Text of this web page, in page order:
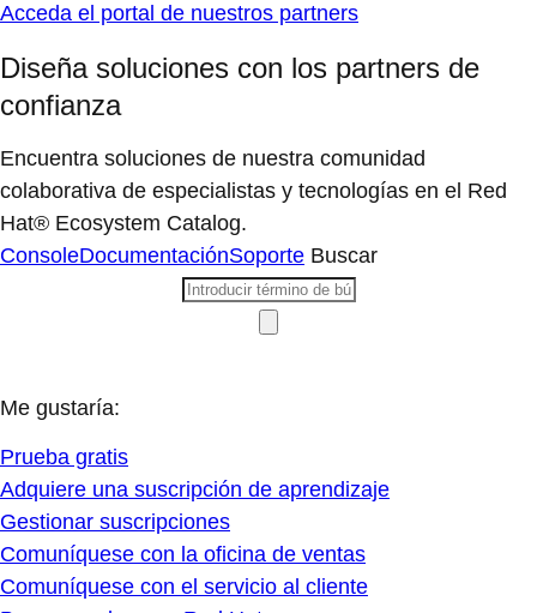
Acceda el portal de nuestros partners
Diseña soluciones con los partners de
confianza
Encuentra soluciones de nuestra comunidad
colaborativa de especialistas y tecnologías en el Red
Hat® Ecosystem Catalog.
ConsoleDocumentaciónSoporte Buscar
Me gustaría:
Prueba gratis
Adquiere una suscripción de aprendizaje
Gestionar suscripciones
Comuníquese con la oficina de ventas
Comuníquese con el servicio al cliente